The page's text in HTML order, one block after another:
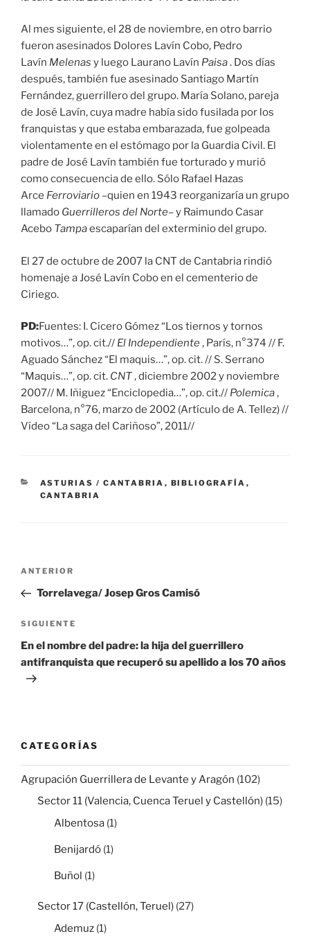
Al mes siguiente, el 28 de noviembre, en otro barrio
fueron asesinados Dolores Lavín Cobo, Pedro
Lavín Melenas y luego Laurano Lavín Paisa. Dos días
después, también fue asesinado Santiago Martín
Fernández, guerrillero del grupo. María Solano, pareja
de José Lavín, cuya madre había sido fusilada por los
franquistas y que estaba embarazada, fue golpeada
violentamente en el estómago por la Guardia Civil. El
padre de José Lavín también fue torturado y murió
como consecuencia de ello. Sólo Rafael Hazas
Arce Ferroviario –quien en 1943 reorganizaría un grupo
llamado Guerrilleros del Norte–y Raimundo Casar
Acebo Tampaescaparían del exterminio del grupo.
El 27 de octubre de 2007 la CNT de Cantabria rindió
homenaje a José Lavín Cobo en el cementerio de
Ciriego.
PD:Fuentes: I. Cicero Gómez “Los tiernos y tornos
motivos…”, op. cit.// El Independiente, París, n°374 // F.
Aguado Sánchez “El maquis…”, op. cit. // S. Serrano
“Maquis…”, op. cit. CNT, diciembre 2002 y noviembre
2007// M. Iñiguez “Enciclopedia…”, op. cit.// Polemica,
Barcelona, ​​n°76, marzo de 2002 (Artículo de A. Tellez) //
Vídeo “La saga del Cariñoso”, 2011//
CATEGORÍAS
ASTURIAS / CANTABRIA , BIBLIOGRAFÍA ,
CANTABRIA
Navegación
entradas
Entrada
anterior:
ANTERIOR
Torrelavega/ Josep Gros Camisó
Siguiente
entrada
SIGUIENTE
En el nombre del padre: la hija del guerrillero
antifranquista que recuperó su apellido a los 70 años
CATEGORÍAS
Agrupación Guerrillera de Levante y Aragón (102)
Sector 11 (Valencia, Cuenca Teruel y Castellón) (15)
Albentosa (1)
Benijardó (1)
Buñol (1)
Sector 17 (Castellón, Teruel) (27)
Ademuz (1)